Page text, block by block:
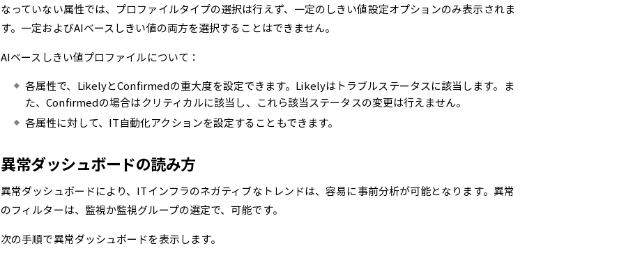
なっていない属性では、プロファイルタイプの選択は行えず、一定のしきい値設定オプションのみ表示されま
す。一定およびAIベースしきい値の両方を選択することはできません。
AIベースしきい値プロファイルについて：
各属性で、LikelyとConfirmedの重大度を設定できます。Likelyはトラブルステータスに該当します。ま
た、Confirmedの場合はクリティカルに該当し、これら該当ステータスの変更は行えません。
各属性に対して、IT自動化アクションを設定することもできます。
異常ダッシュボードの読み方
異常ダッシュボードにより、ITインフラのネガティブなトレンドは、容易に事前分析が可能となります。異常
のフィルターは、監視か監視グループの選定で、可能です。
次の手順で異常ダッシュボードを表示します。